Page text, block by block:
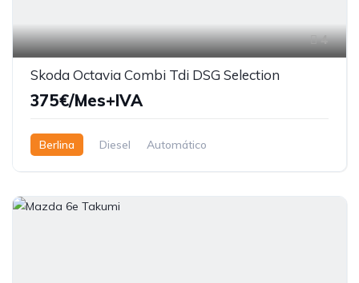
4
Skoda Octavia Combi Tdi DSG Selection
375€/Mes+IVA
Berlina Diesel Automático